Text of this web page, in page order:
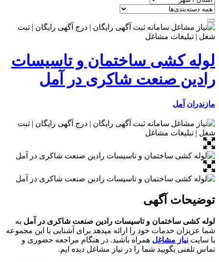
لوله کشی ساختمان و تاسیسات
رادین صنعت شاکری در آمل
مازندران آمل
توضیحات آگهی
لوله کشی ساختمان و تاسیسات رادین صنعت شاکری در آمل به
شما عزیزان خدمات خود را ارائه میدهد برای آشنایی با این مجموعه
با سایت نیاز مشاغلهمراه باشید. در هنگام مراجعه حضوری و
تماس تلفنی بگویید شما را در نیاز مشاغل دیده ایم.